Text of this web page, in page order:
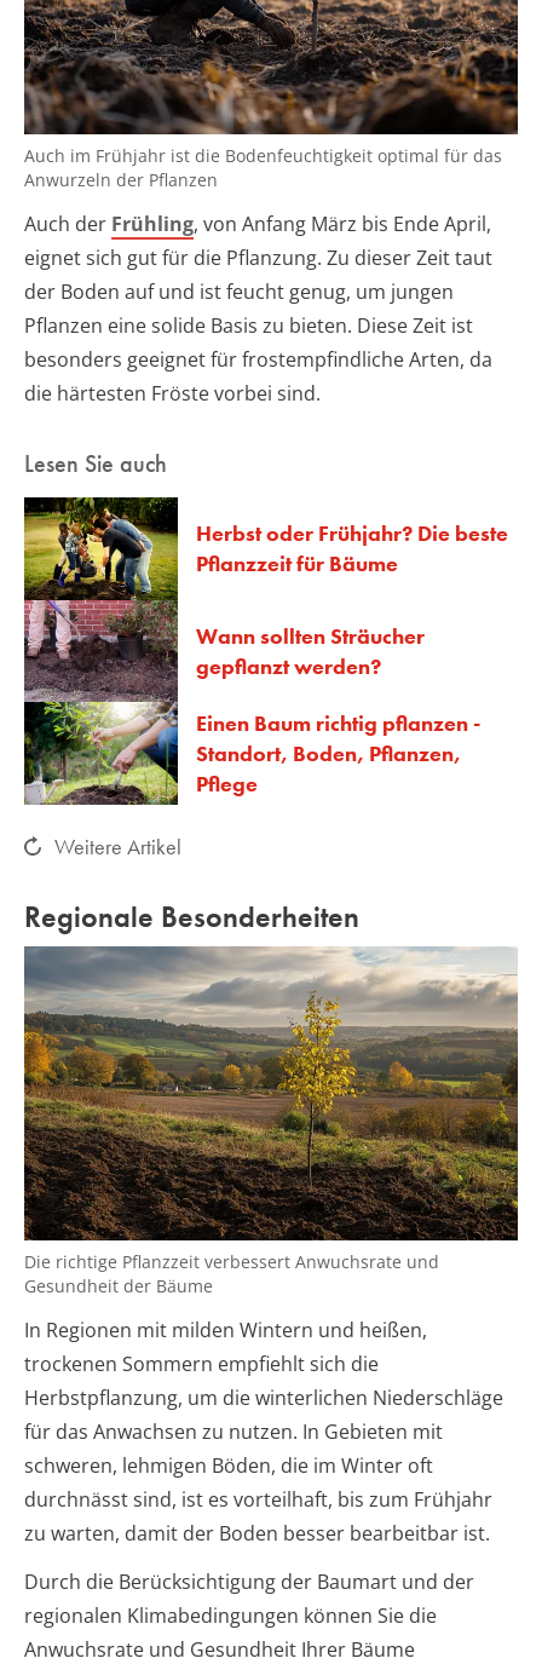
Auch im Frühjahr ist die Bodenfeuchtigkeit optimal für das
Anwurzeln der Pflanzen
Auch der Frühling, von Anfang März bis Ende April,
eignet sich gut für die Pflanzung. Zu dieser Zeit taut
der Boden auf und ist feucht genug, um jungen
Pflanzen eine solide Basis zu bieten. Diese Zeit ist
besonders geeignet für frostempfindliche Arten, da
die härtesten Fröste vorbei sind.
Lesen Sie auch
Herbst oder Frühjahr? Die beste
Pflanzzeit für Bäume
Wann sollten Sträucher
gepflanzt werden?
Einen Baum richtig pflanzen -
Standort, Boden, Pflanzen,
Pflege
Weitere Artikel
Regionale Besonderheiten
Die richtige Pflanzzeit verbessert Anwuchsrate und
Gesundheit der Bäume
In Regionen mit milden Wintern und heißen,
trockenen Sommern empfiehlt sich die
Herbstpflanzung, um die winterlichen Niederschläge
für das Anwachsen zu nutzen. In Gebieten mit
schweren, lehmigen Böden, die im Winter oft
durchnässt sind, ist es vorteilhaft, bis zum Frühjahr
zu warten, damit der Boden besser bearbeitbar ist.
Durch die Berücksichtigung der Baumart und der
regionalen Klimabedingungen können Sie die
Anwuchsrate und Gesundheit Ihrer Bäume